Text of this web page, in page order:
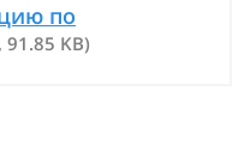
по
91.85 KB)